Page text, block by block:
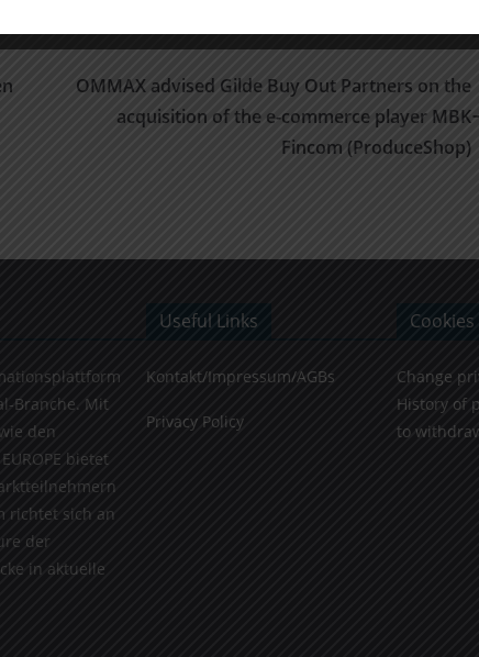
OMMAX advised Gilde Buy Out Partners on the
acquisition of the e-commerce player MBK
Fincom (ProduceShop)
Branche. Mit
den
bietet
richtet sich an
der
in aktuelle
Useful Links
Kontakt/Impressum/AGBs
Privacy Policy
Cookies
Change
History of
to